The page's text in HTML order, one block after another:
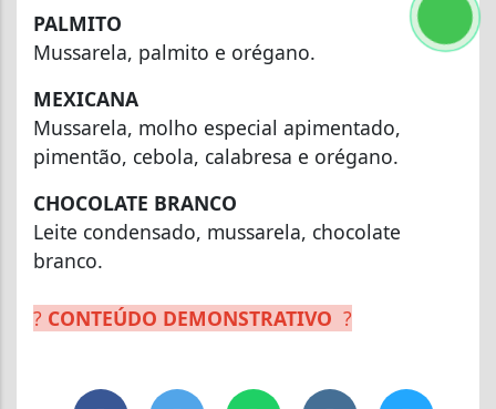
PALMITO
Mussarela, palmito e orégano.
MEXICANA
Mussarela, molho especial apimentado,
pimentão, cebola, calabresa e orégano.
CHOCOLATE BRANCO
Leite condensado, mussarela, chocolate
branco.
? CONTEÚDO DEMONSTRATIVO ?